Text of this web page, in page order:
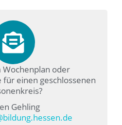
Wochenplan oder
für einen geschlossenen
Gehling